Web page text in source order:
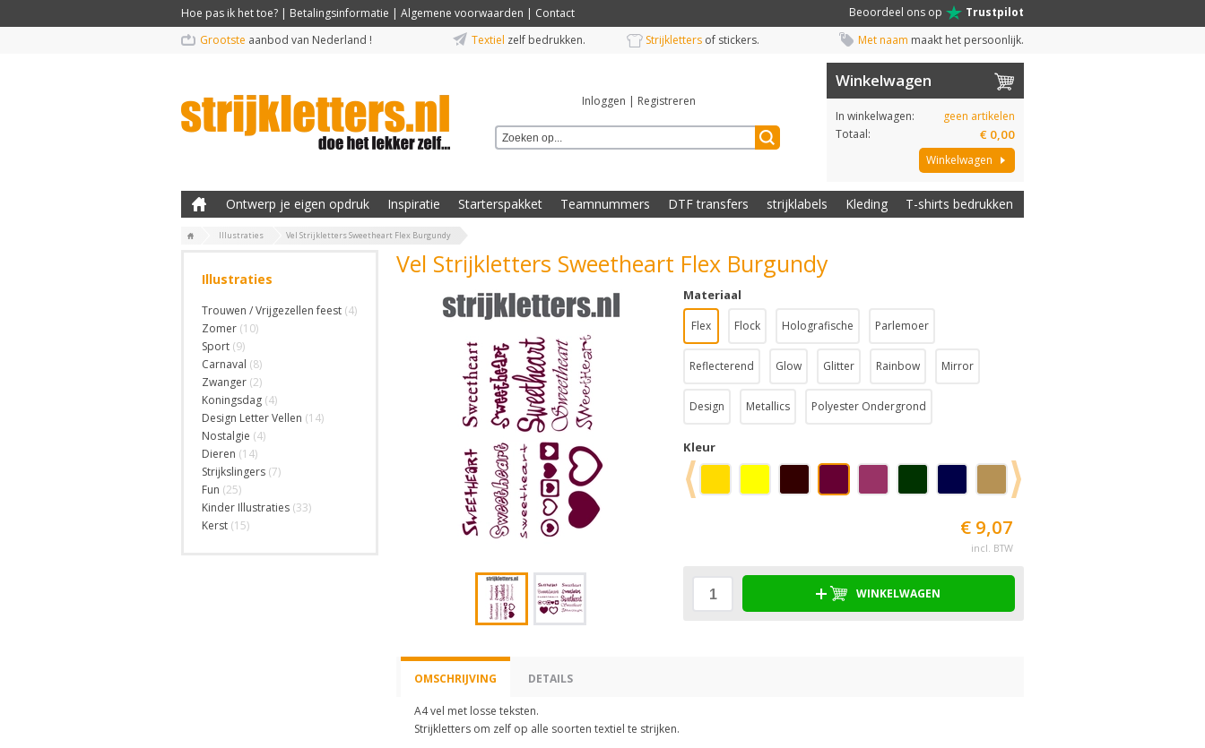
Hoe pas ik het toe? | Betalingsinformatie | Algemene voorwaarden | Contact Beoordeel ons op
Trustpilot
Grootste aanbod van Nederland ! Textiel zelf bedrukken. Strijkletters of stickers. Met naam maakt het persoonlijk.
Inloggen | Registreren
Winkelwagen
In winkelwagen:
geen artikelen
Totaal:
€ 0,00
Winkelwagen
Ontwerp je eigen opdruk Inspiratie Starterspakket Teamnummers DTF transfers strijklabels Kleding T-shirts bedrukken
Illustraties Vel Strijkletters Sweetheart Flex Burgundy
Illustraties
Trouwen / Vrijgezellen feest (4)
Zomer (10)
Sport (9)
Carnaval (8)
Zwanger (2)
Koningsdag (4)
Design Letter Vellen (14)
Nostalgie (4)
Dieren (14)
Strijkslingers (7)
Fun (25)
Kinder Illustraties (33)
Kerst (15)
Vel Strijkletters Sweetheart Flex Burgundy
Materiaal
Flex Flock Holografische Parlemoer
Reflecterend Glow Glitter Rainbow Mirror
Design Metallics Polyester Ondergrond
Kleur
€ 9,07
incl. BTW
WINKELWAGEN
OMSCHRIJVING DETAILS
A4 vel met losse teksten.
Strijkletters om zelf op alle soorten textiel te strijken.